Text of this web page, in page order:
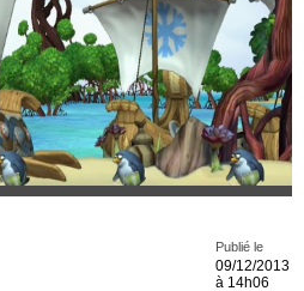
Publié le
09/12/2013
à 14h06